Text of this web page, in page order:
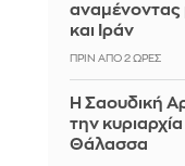
αναμένοντας
και Ιράν
ΠΡΙΝ ΑΠΌ 2 ΏΡΕΣ
Η Σαουδική
την
Θάλασσα